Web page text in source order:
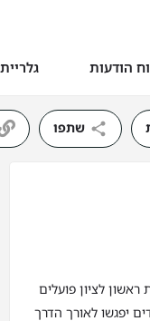
הודעות
שתפו
ראשון לציון פועלים
יפגשו לאורך הדרך